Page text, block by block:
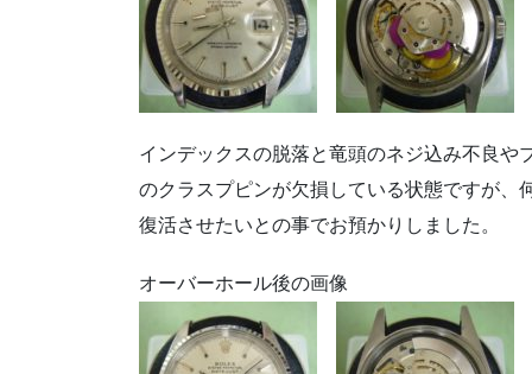
インデックスの脱落と竜頭のネジ込み不良や
のクラスプピンが欠損している状態ですが、
復活させたいとの事でお預かりしました。
オーバーホール後の画像